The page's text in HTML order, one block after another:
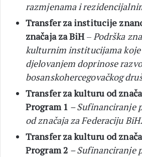
razmjenama i
Transfer za institucije
značaja za BiH–Podrška
kulturnim institucijama
djelovanjem doprinose
bosanskohercegovačkog
Transfer za kulturu od
Program 1 – Sufinanciranje
od značaja za Federaciju BiH.
Transfer za kulturu od
Program 2 – Sufinanciranje